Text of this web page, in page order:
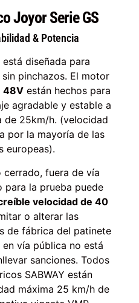
Joyor Serie GS
& Potencia
diseñada para
sin pinchazos. El motor
48Vestán hechos para
agradable y estable a
de 25km/h. (velocidad
por la mayoría de las
europeas).
fuera de vía
para la prueba puede
velocidad de 40
o alterar las
de fábrica del patinete
vía pública no está
sanciones. Todos
SABWAY están
máxima 25 km/h de